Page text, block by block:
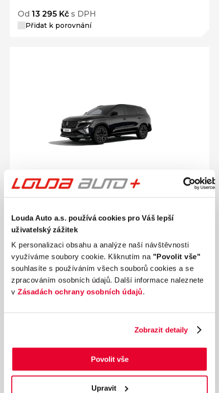
Louda Auto a.s. používá cookies pro Váš lepší
uživatelský zážitek
K personalizaci obsahu a analýze naší návštěvnosti
využíváme soubory cookie. Kliknutím na "Povolit vše"
souhlasíte s používáním všech souborů cookies a se
zpracováním osobních údajů. Další informace naleznete
v Zásadách ochrany osobních údajů.
Zobrazit detaily
Povolit vše
Upravit
Od 13 295 Kč s DPH
Přidat k porovnání
RENAULT Espace Esprit Alpine E-TECH 200 5
míst 1.2 146 kW
Nájezd
0 km
Výkon
146 kW
Hybridní
Převodovka
Automatická
Od16 175 Kčs DPH